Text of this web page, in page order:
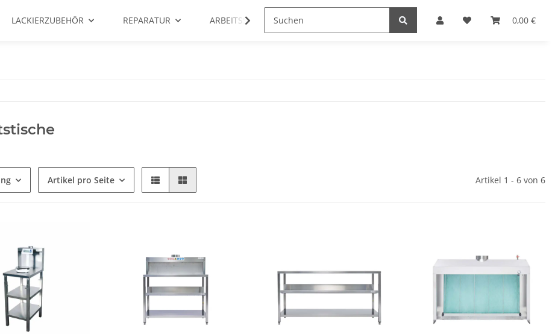
0,00 €
LACKIERZUBEHÖR REPARATUR ARBEITSSCHUTZ
Artikel pro Seite Artikel 1 - 6 von 6